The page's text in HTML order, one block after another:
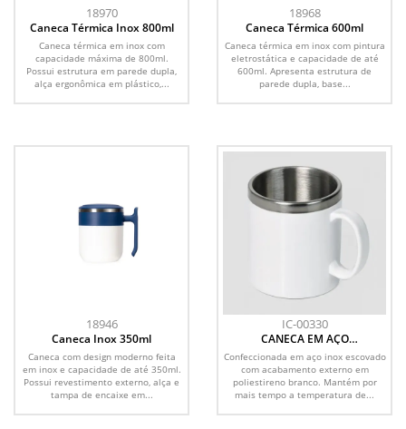
18970
Caneca Térmica Inox 800ml
Caneca térmica em inox com
capacidade máxima de 800ml.
Possui estrutura em parede dupla,
alça ergonômica em plástico,...
18968
Caneca Térmica 600ml
Caneca térmica em inox com pintura
eletrostática e capacidade de até
600ml. Apresenta estrutura de
parede dupla, base...
18946
Caneca Inox 350ml
Caneca com design moderno feita
em inox e capacidade de até 350ml.
Possui revestimento externo, alça e
tampa de encaixe em...
IC-00330
CANECA EM AÇO
INOX/POLIESTIRENO - 300 ML
Confeccionada em aço inox escovado
com acabamento externo em
poliestireno branco. Mantém por
mais tempo a temperatura de...